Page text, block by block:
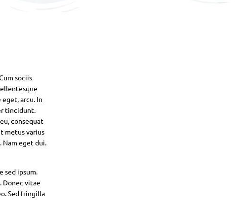
sociis
arcu. In
tincidunt.
consequat
metus varius
Nam eget dui.
sed ipsum.
Donec vitae
Sed fringilla